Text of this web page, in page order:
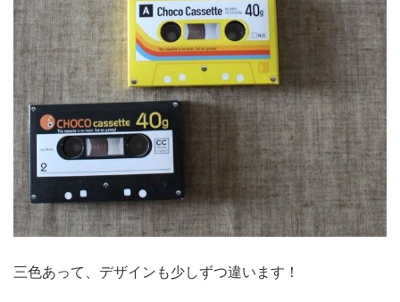
三色あって、デザインも少しずつ違います！